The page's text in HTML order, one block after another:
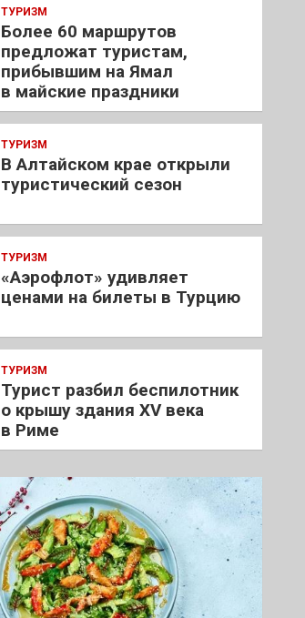
ТУРИЗМ
Более 60 маршрутов
предложат туристам,
прибывшим на Ямал
в майские праздники
ТУРИЗМ
В Алтайском крае открыли
туристический сезон
ТУРИЗМ
«Аэрофлот» удивляет
ценами на билеты в Турцию
ТУРИЗМ
Турист разбил беспилотник
о крышу здания XV века
в Риме